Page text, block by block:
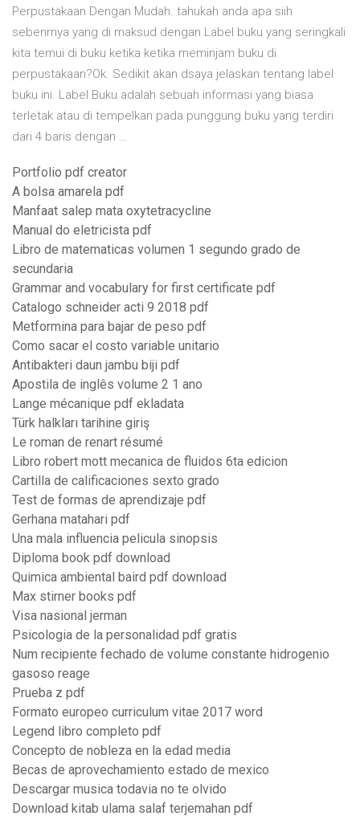
Perpustakaan Dengan Mudah. tahukah anda apa siih
sebenrnya yang di maksud dengan Label buku yang seringkali
kita temui di buku ketika ketika meminjam buku di
perpustakaan?Ok. Sedikit akan dsaya jelaskan tentang label
buku ini. Label Buku adalah sebuah informasi yang biasa
terletak atau di tempelkan pada punggung buku yang terdiri
dari 4 baris dengan …
Portfolio pdf creator
A bolsa amarela pdf
Manfaat salep mata oxytetracycline
Manual do eletricista pdf
Libro de matematicas volumen 1 segundo grado de
secundaria
Grammar and vocabulary for first certificate pdf
Catalogo schneider acti 9 2018 pdf
Metformina para bajar de peso pdf
Como sacar el costo variable unitario
Antibakteri daun jambu biji pdf
Apostila de inglês volume 2 1 ano
Lange mécanique pdf ekladata
Türk halkları tarihine giriş
Le roman de renart résumé
Libro robert mott mecanica de fluidos 6ta edicion
Cartilla de calificaciones sexto grado
Test de formas de aprendizaje pdf
Gerhana matahari pdf
Una mala influencia pelicula sinopsis
Diploma book pdf download
Quimica ambiental baird pdf download
Max stirner books pdf
Visa nasional jerman
Psicologia de la personalidad pdf gratis
Num recipiente fechado de volume constante hidrogenio
gasoso reage
Prueba z pdf
Formato europeo curriculum vitae 2017 word
Legend libro completo pdf
Concepto de nobleza en la edad media
Becas de aprovechamiento estado de mexico
Descargar musica todavia no te olvido
Download kitab ulama salaf terjemahan pdf